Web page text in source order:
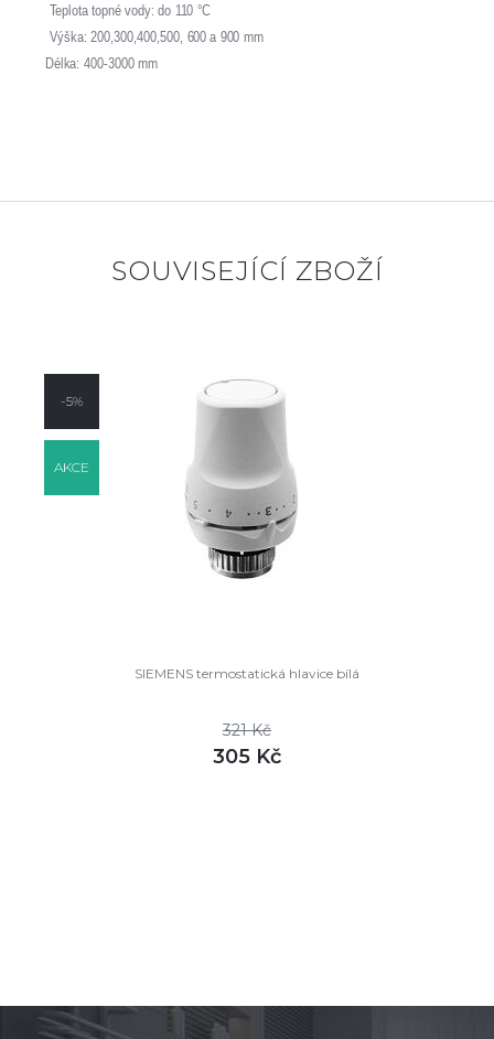
Teplota topné vody: do 110 °C
Výška: 200,300,400,500, 600 a 900 mm
Délka: 400-3000 mm
SOUVISEJÍCÍ ZBOŽÍ
-5%
AKCE
SIEMENS termostatická hlavice bílá
321 Kč
305 Kč